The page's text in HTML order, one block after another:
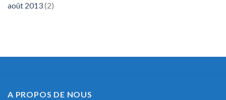
août 2013(2)
A PROPOS DE NOUS